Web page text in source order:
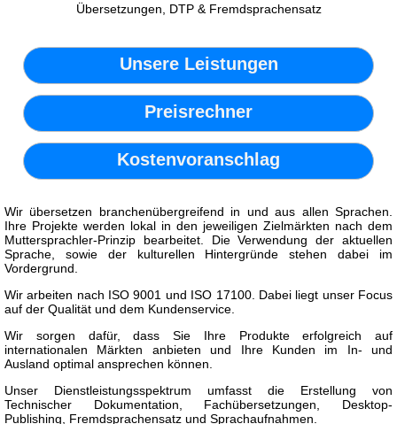
Übersetzungen, DTP & Fremdsprachensatz
Unsere Leistungen
Preisrechner
Kostenvoranschlag
Wir übersetzen branchenübergreifend in und aus allen Sprachen.
Ihre Projekte werden lokal in den jeweiligen Zielmärkten nach dem
Muttersprachler-Prinzip bearbeitet. Die Verwendung der aktuellen
Sprache, sowie der kulturellen Hintergründe stehen dabei im
Vordergrund.
Wir arbeiten nach ISO 9001 und ISO 17100. Dabei liegt unser Focus
auf der Qualität und dem Kundenservice.
Wir sorgen dafür, dass Sie Ihre Produkte erfolgreich auf
internationalen Märkten anbieten und Ihre Kunden im In- und
Ausland optimal ansprechen können.
Unser Dienstleistungsspektrum umfasst die Erstellung von
Technischer Dokumentation, Fachübersetzungen, Desktop-
Publishing, Fremdsprachensatz und Sprachaufnahmen.